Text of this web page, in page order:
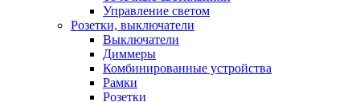
Управление светом
Розетки, выключатели
Выключатели
Диммеры
Комбинированные устройства
Рамки
Розетки